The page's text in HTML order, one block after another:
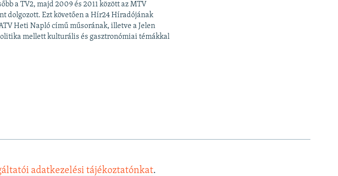
a TV2, majd 2009 és 2011 között az MTV
dolgozott. Ezt követően a Hír24 Híradójának
Heti Napló című műsorának, illetve a Jelen
mellett kulturális és gasztronómiai témákkal
adatkezelési tájékoztatónkat.